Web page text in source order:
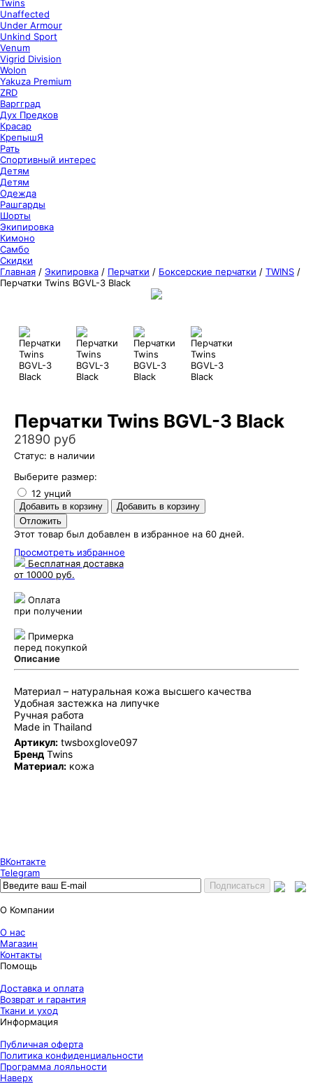
Twins
Unaffected
Under Armour
Unkind Sport
Venum
Vigrid Division
Wolon
Yakuza Premium
ZRD
Варгград
Дух Предков
Красар
КрепышЯ
Рать
Спортивный интерес
Детям
Детям
Одежда
Рашгарды
Шорты
Экипировка
Кимоно
Самбо
Скидки
Главная / Экипировка / Перчатки / Боксерские перчатки / TWINS /
Перчатки Twins BGVL-3 Black
Перчатки Twins BGVL-3 Black
21890 руб
Статус: в наличии
Выберите размер:
12 унций
Этот товар был добавлен в избранное на 60 дней.
Просмотреть избранное
Бесплатная доставка
от 10000 руб.
Оплата
при получении
Примерка
перед покупкой
Описание
Материал – натуральная кожа высшего качества
Удобная застежка на липучке
Ручная работа
Made in Thailand
Артикул: twsboxglove097
Бренд Twins
Материал: кожа
ВКонтакте
Telegram
О Компании
О нас
Магазин
Контакты
Помощь
Доставка и оплата
Возврат и гарантия
Ткани и уход
Информация
Публичная оферта
Политика конфиденциальности
Программа лояльности
Наверх